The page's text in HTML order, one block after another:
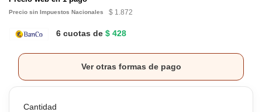
Precio sin Impuestos Nacionales $ 1.872
6 cuotas de $ 428
Ver otras formas de pago
Cantidad